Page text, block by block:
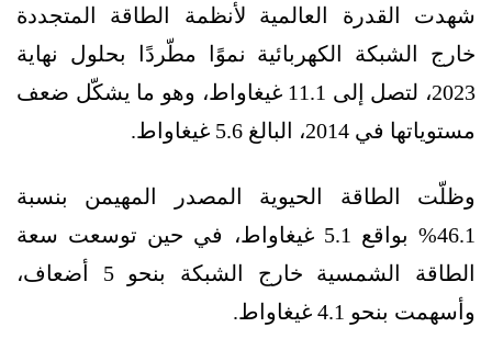
شهدت القدرة العالمية لأنظمة الطاقة المتجددة
خارج الشبكة الكهربائية نموًا مطّردًا بحلول نهاية
2023، لتصل إلى 11.1 غيغاواط، وهو ما يشكّل ضعف
مستوياتها في 2014، البالغ 5.6 غيغاواط.
وظلّت الطاقة الحيوية المصدر المهيمن بنسبة
46.1% بواقع 5.1 غيغاواط، في حين توسعت سعة
الطاقة الشمسية خارج الشبكة بنحو 5 أضعاف،
وأسهمت بنحو 4.1 غيغاواط.